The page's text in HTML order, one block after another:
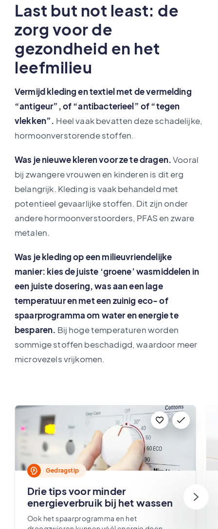
Last but not least: de
zorg voor de
gezondheid en het
leefmilieu
Vermijd kleding en textiel met de vermelding
“antigeur”, of “antibacterieel” of “tegen
vlekken”. Heel vaak bevatten deze schadelijke,
hormoonverstorende stoffen.
Was je nieuwe kleren voor ze te dragen.Vooral
bij zwangere vrouwen en kinderen is dit erg
belangrijk. Kleding is vaak behandeld met
potentieel gevaarlijke stoffen. Dit zijn onder
andere hormoonverstoorders, PFAS en zware
metalen.
Was je kleding op een milieuvriendelijke
manier: kies de juiste ‘groene’ wasmiddelen in
een juiste dosering, was aan een lage
temperatuur en met een zuinig eco- of
spaarprogramma om water en energie te
besparen. Bij hoge temperaturen worden
sommige stoffen beschadigd, waardoor meer
microvezels vrijkomen.
Gedragstip
Drie tips voor minder
energieverbruik bij het wassen
Ook het spaarprogramma en het